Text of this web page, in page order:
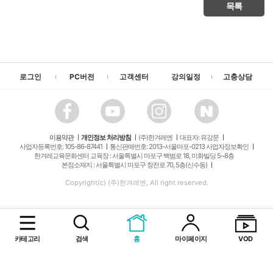
목록
로그인 PC버전 고객센터 강의일정 고충상담
이용약관 개인정보 처리방침 (주)한겨레엔
대표자: 유강문
사업자등록번호: 105-86-87441
통신판매번호: 2013-서울마포-0213 사업자정보확인
한겨레교육문화센터 교육장 : 서울특별시 마포구 백범로 18, 미화빌딩 5~8층
본점소재지 : 서울특별시 마포구 창전로 70, 5층(신수동)
Copyright(c) (주)한겨레엔, All right reserved.
카테고리 검색 홈 마이페이지 VOD